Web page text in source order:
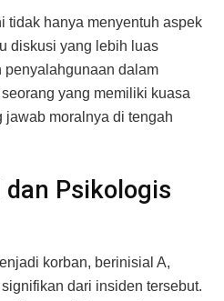
tidak hanya menyentuh aspek
diskusi yang lebih luas
penyalahgunaan dalam
yang memiliki kuasa
jawab moralnya di tengah
dan Psikologis
korban, berinisial A,
dari insiden tersebut.